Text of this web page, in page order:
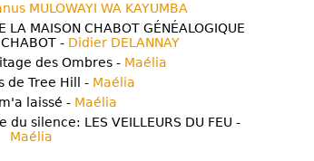
MULOWAYI WA KAYUMBA
LA MAISON CHABOT GÉNÉALOGIQUE
- Didier DELANNAY
des Ombres - Maélia
de Tree Hill - Maélia
laissé - Maélia
silence: LES VEILLEURS DU FEU -
Maélia